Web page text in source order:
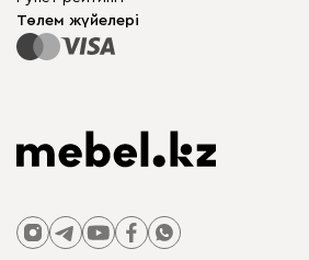
Сайт картасы
Үстелдер мен орындықтар
Төлем жүйелері